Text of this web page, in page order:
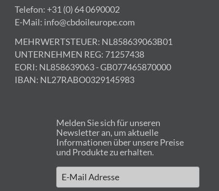
Telefon: +31 (0) 64 0690002
E-Mail: info@cbdoileurope.com
MEHRWERTSTEUER: NL858639063B01
UNTERNEHMEN REG: 71257438
EORI: NL858639063 - GB077465870000
IBAN: NL27RABO0329145983
Melden Sie sich für unseren
Newsletter an, um aktuelle
Informationen über unsere Preise
und Produkte zu erhalten.